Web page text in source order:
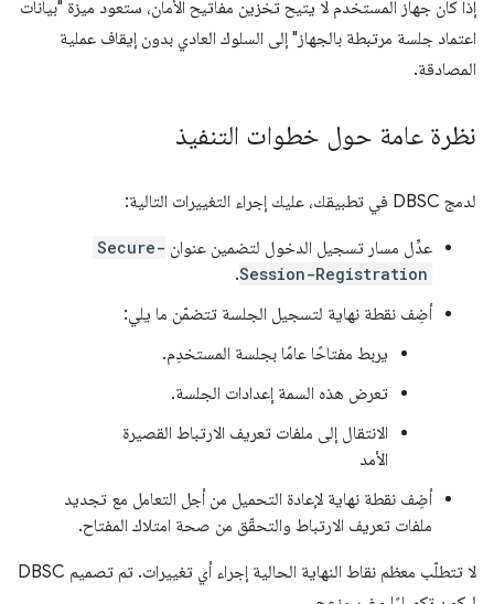
إذا كان جهاز المستخدم لا يتيح تخزين مفاتيح الأمان، ستعود ميزة "بيانات
اعتماد جلسة مرتبطة بالجهاز" إلى السلوك العادي بدون إيقاف عملية
المصادقة.
نظرة عامة حول خطوات التنفيذ
لدمج DBSC في تطبيقك، عليك إجراء التغييرات التالية:
عدِّل مسار تسجيل الدخول لتضمين عنوان Secure-
Session-Registration
.
أضِف نقطة نهاية لتسجيل الجلسة تتضمّن ما يلي:
يربط مفتاحًا عامًا بجلسة المستخدِم.
تعرض هذه السمة إعدادات الجلسة.
الانتقال إلى ملفات تعريف الارتباط القصيرة
الأمد
أضِف نقطة نهاية لإعادة التحميل من أجل التعامل مع تجديد
ملفات تعريف الارتباط والتحقّق من صحة امتلاك المفتاح.
لا تتطلّب معظم نقاط النهاية الحالية إجراء أي تغييرات. تم تصميم DBSC